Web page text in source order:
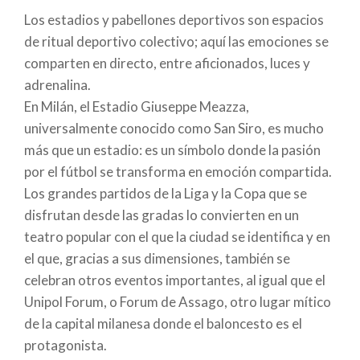
legendaria carrera automovilística de la Mille Miglia,
el Museo del Automóvil Histórico de Brescia 1927-
1957 (anteriormente Museo Mille Miglia) invita a los
visitantes a un viaje repleto de elegancia y espíritu
aventurero. Emplazado en el monasterio de
Sant’Eufemia della Fonte, reúne una colección de
coches de época, fotografías y testimonios de las
temporadas de la competición en carretera de 1927
a 1957, cuando las carreteras y pueblos italianos
servían de escenario único para el automovilismo.
Mantua rinde homenaje a uno de los mejores pilotos
de todos los tiempos con un museo dedicado a su
carrera. El Museo Tazio Nuvolari permite conocer la
vida y carrera del «Mantovano Volante» a través de
objetos, imágenes y testimonios que demuestran el
Los estadios y pabellones deportivos son espacios
de ritual deportivo colectivo; aquí las emociones se
comparten en directo, entre aficionados, luces y
adrenalina.
En Milán, el Estadio Giuseppe Meazza,
universalmente conocido como San Siro, es mucho
más que un estadio: es un símbolo donde la pasión
por el fútbol se transforma en emoción compartida.
Los grandes partidos de la Liga y la Copa que se
disfrutan desde las gradas lo convierten en un
teatro popular con el que la ciudad se identifica y en
el que, gracias a sus dimensiones, también se
celebran otros eventos importantes, al igual que el
Unipol Forum, o Forum de Assago, otro lugar mítico
de la capital milanesa donde el baloncesto es el
protagonista.